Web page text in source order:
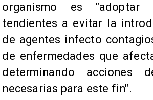
organismo es "adoptar
tendientes a evitar la
de agentes infecto
de enfermedades que
determinando acciones
necesarias para este fin".